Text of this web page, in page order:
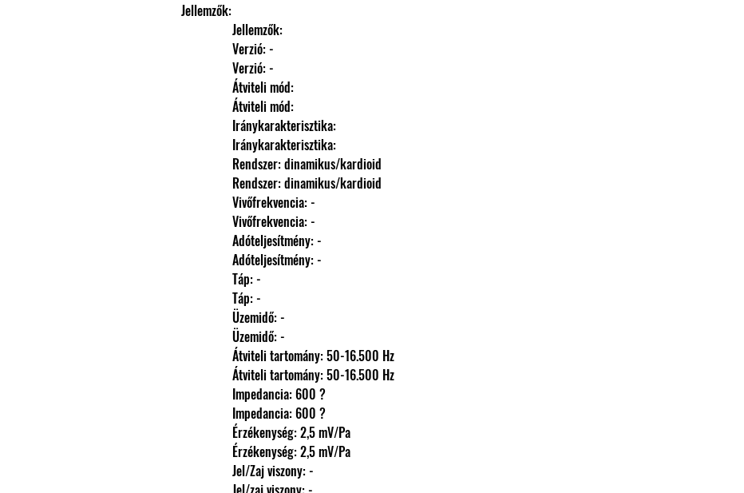
Jellemzők:
                Jellemzők:
                Verzió: -
                Verzió: -
                Átviteli mód:
                Átviteli mód:
                Iránykarakterisztika:
                Iránykarakterisztika:
                Rendszer: dinamikus/kardioid
                Rendszer: dinamikus/kardioid
                Vivőfrekvencia: -
                Vivőfrekvencia: -
                Adóteljesítmény: -
                Adóteljesítmény: -
                Táp: -
                Táp: -
                Üzemidő: -
                Üzemidő: -
                Átviteli tartomány: 50-16.500 Hz
                Átviteli tartomány: 50-16.500 Hz
                Impedancia: 600 ?
                Impedancia: 600 ?
                Érzékenység: 2,5 mV/Pa
                Érzékenység: 2,5 mV/Pa
                Jel/Zaj viszony: -